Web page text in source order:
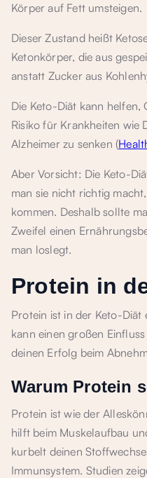
Körper auf Fett umsteigen.
Dieser Zustand heißt
Ketonkörper, die aus
anstatt Zucker aus
Die Keto-Diät kann helfen,
Risiko für Krankheiten wie
Alzheimer zu senken (
Aber Vorsicht: Die Keto-
man sie nicht richtig
kommen. Deshalb sollte
Zweifel einen
man loslegt.
Protein in
Protein ist in der Keto-
kann einen großen
deinen Erfolg beim
Warum Protein
Protein ist wie der
hilft beim Muskelaufbau
kurbelt deinen
Immunsystem. Studien